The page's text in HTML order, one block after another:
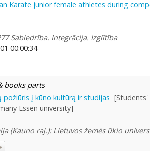
Karate junior female athletes during
Sabiedrība. Integrācija. Izglītība
00:00:34
books parts
požiūris į kūno kultūrą ir studijas
Essen university]
(Kauno raj.): Lietuvos žemės ūkio